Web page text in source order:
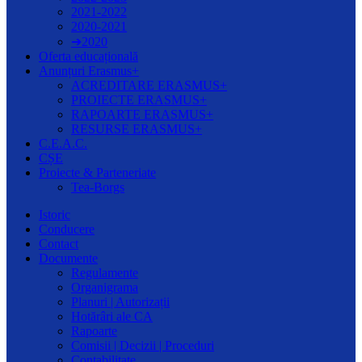
2021-2022
2020-2021
➔2020
Oferta educațională
Anunțuri Erasmus+
ACREDITARE ERASMUS+
PROIECTE ERASMUS+
RAPOARTE ERASMUS+
RESURSE ERASMUS+
C.E.A.C.
CȘE
Proiecte & Parteneriate
Tea-Borgs
Istoric
Conducere
Contact
Documente
Regulamente
Organigrama
Planuri | Autorizații
Hotărâri ale CA
Rapoarte
Comisii | Decizii | Proceduri